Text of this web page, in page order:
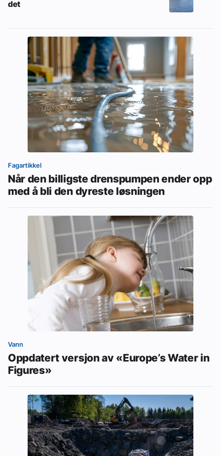
det
Fagartikkel
Når den billigste drenspumpen ender opp
med å bli den dyreste løsningen
Vann
Oppdatert versjon av «Europe’s Water in
Figures»